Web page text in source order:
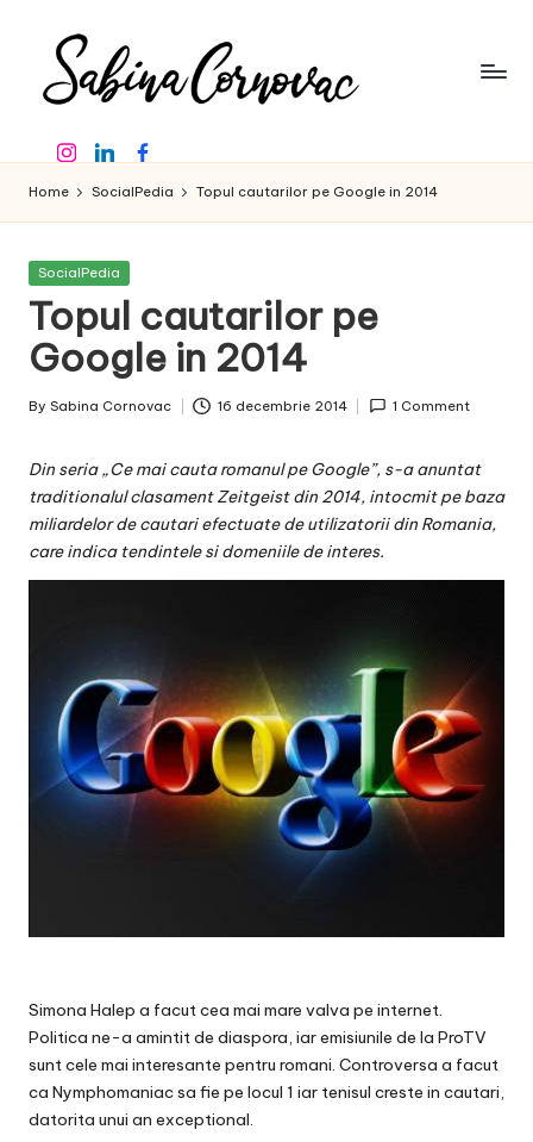
content
a
b
in
a
C
o
r
n
o
v
a
O
nl
in
e
creator
de
16
InstagramLinkedinFacebook
Home SocialPedia Topul cautarilor pe Google in 2014
Posted
SocialPedia
Topul cautarilor pe
Google in 2014
Posted
By Sabina Cornovac 16 decembrie 2014 1 Comment
Din seria „Ce mai cauta romanul pe Google”, s-a anuntat
traditionalul clasamentZeitgeistdin 2014, intocmit pe baza
miliardelor de cautari efectuate de utilizatorii din Romania,
care indica tendintele si domeniile de interes.
Simona Halep a facut cea mai mare valva pe internet.
Politica ne-a amintit de diaspora, iar emisiunile de la ProTV
sunt cele mai interesante pentru romani. Controversa a facut
ca Nymphomaniac sa fie pe locul 1 iar tenisul creste in cautari,
datorita unui an exceptional.